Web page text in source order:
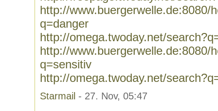
http://www.buergerwelle.de:8080/
q=danger
http://omega.twoday.net/
http://www.buergerwelle.de:8080/
q=sensitiv
http://omega.twoday.net/
Starmail - 27. Nov, 05:47